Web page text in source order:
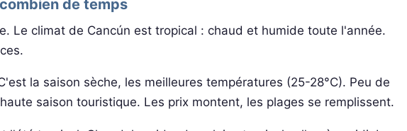
de temps
Le climat de Cancún est tropical : chaud et humide toute l'année.
la saison sèche, les meilleures températures (25-28°C). Peu de
saison touristique. Les prix montent, les plages se remplissent.